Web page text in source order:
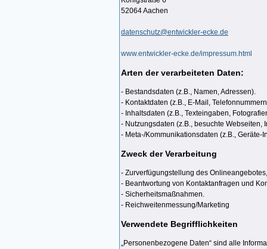
52064 Aachen
datenschutz@entwickler-ecke.de
www.entwickler-ecke.de/impressum.html
Arten der verarbeiteten Daten:
- Bestandsdaten (z.B., Namen, Adressen).
- Kontaktdaten (z.B., E-Mail,
- Inhaltsdaten (z.B., Texteingaben,
- Nutzungsdaten (z.B., besuchte Webseiten,
- Meta-/Kommunikationsdaten (z.B., Geräte-
Zweck der Verarbeitung
- Zurverfügungstellung des
- Beantwortung von Kontaktanfragen und
- Sicherheitsmaßnahmen.
- Reichweitenmessung/Marketing
Verwendete Begrifflichkeiten
„Personenbezogene Daten“ sind alle